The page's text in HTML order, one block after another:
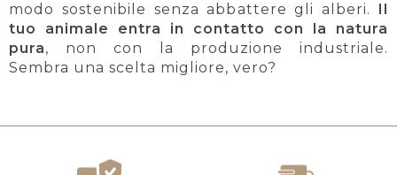
modo sostenibile senza abbattere gli alberi.
tuo animale entra in contatto con la natura
pura, non con la produzione industriale.
Sembra una scelta migliore, vero?